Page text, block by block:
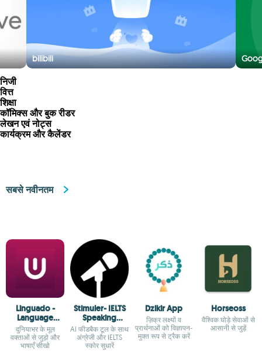
bilibili
निजी
वित्त
शिक्षा
कॉमिक्स और बुक रीडर
लेखन एवं नोट्स
कार्यक्रम और कैलेंडर
सबसे नवीनतम
Linguado -
Language
Community
दुनियाभर के मूल
वक्ताओं से जुड़ो और
भाषाएँ सीखो
Stimuler- IELTS
Speaking
Buddy
AI फीडबैक टूल के साथ
अंग्रेजी और IELTS
स्कोर सुधारें
Dzikir App
ज़िक्र लक्ष्यों व
प्रार्थनाओं को विज्ञापन-
मुक्त रूप से ट्रैक करें
Horseoss
वैश्विक घोड़े सेवाओं से
आसानी से जुड़ें